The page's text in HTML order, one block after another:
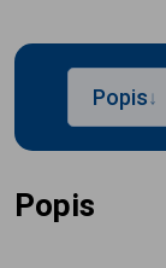
Popis↓
Popis